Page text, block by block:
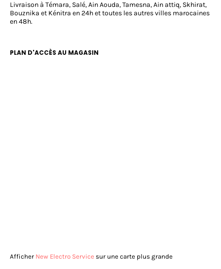
Livraison à Témara, Salé, Ain Aouda, Tamesna, Ain attiq, Skhirat,
Bouznika et Kénitra en 24h et toutes les autres villes marocaines
en 48h.
PLAN D'ACCÈS AU MAGASIN
Afficher New Electro Service sur une carte plus grande